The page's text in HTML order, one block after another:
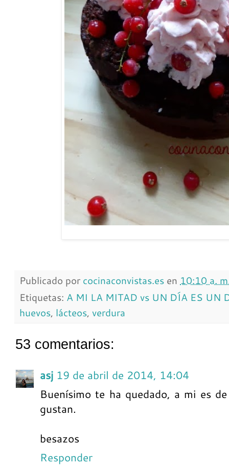
Publicado por cocinaconvistas.es en 10:10 a.
Etiquetas: A MI LA MITAD vs UN DÍA ES UN
huevos, lácteos, verdura
53 comentarios:
asj 19 de abril de 2014, 14:04
Buenísimo te ha quedado, a mi es
gustan.
besazos
Responder